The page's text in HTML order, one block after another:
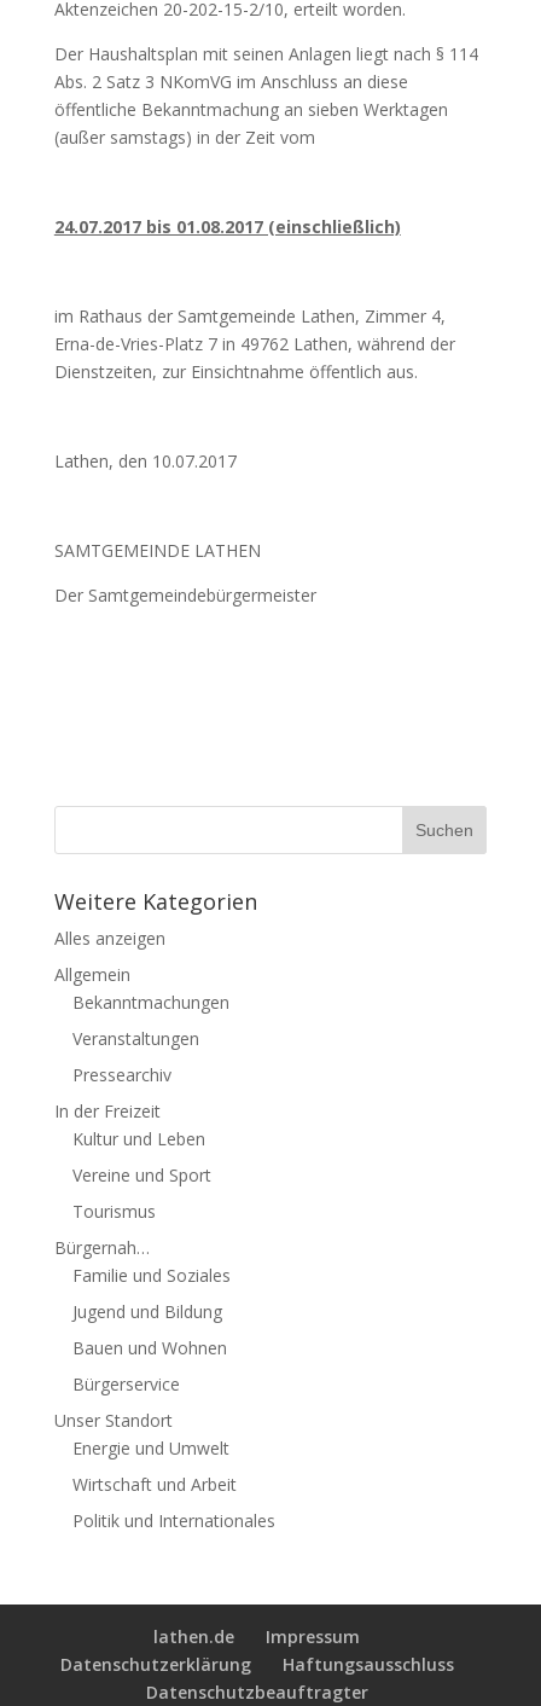
Aktenzeichen 20-202-15-2/10, erteilt worden.
Der Haushaltsplan mit seinen Anlagen liegt nach § 114
Abs. 2 Satz 3 NKomVG im Anschluss an diese
öffentliche Bekanntmachung an sieben Werktagen
(außer samstags) in der Zeit vom
24.07.2017 bis 01.08.2017 (einschließlich)
im Rathaus der Samtgemeinde Lathen, Zimmer 4,
Erna-de-Vries-Platz 7 in 49762 Lathen, während der
Dienstzeiten, zur Einsichtnahme öffentlich aus.
Lathen, den 10.07.2017
SAMTGEMEINDE LATHEN
Der Samtgemeindebürgermeister
Weitere Kategorien
Alles anzeigen
Allgemein
Bekanntmachungen
Veranstaltungen
Pressearchiv
In der Freizeit
Kultur und Leben
Vereine und Sport
Tourismus
Bürgernah…
Familie und Soziales
Jugend und Bildung
Bauen und Wohnen
Bürgerservice
Unser Standort
Energie und Umwelt
Wirtschaft und Arbeit
Politik und Internationales
lathen.de
Impressum
Datenschutzerklärung
Haftungsausschluss
Datenschutzbeauftragter